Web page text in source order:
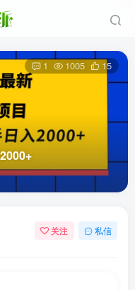
1 1005 15
关注 私信